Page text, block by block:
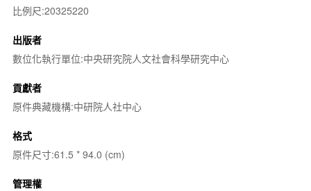
比例尺:20325220
出版者
數位化執行單位:中央研究院人文社會科學研究中心
貢獻者
原件典藏機構:中研院人社中心
格式
原件尺寸:61.5 * 94.0 (cm)
管理權